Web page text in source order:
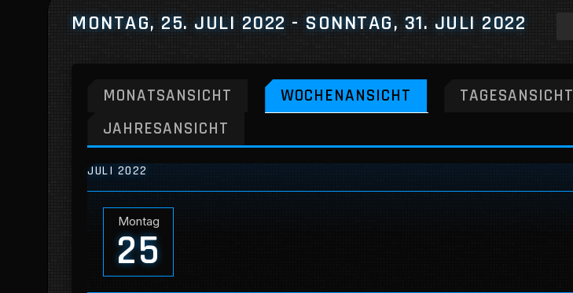
MONTAG, 25. JULI 2022 - SONNTAG, 31. JULI 2022
MONATSANSICHT WOCHENANSICHT
TAGESANSICHT
JAHRESANSICHT
JULI 2022
Montag
25